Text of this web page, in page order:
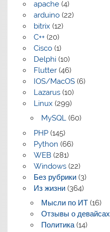
apache(4)
arduino(22)
bitrix (12)
C++(20)
Cisco(1)
Delphi(10)
Flutter(46)
IOS/MacOS(6)
Lazarus(10)
Linux (299)
MySQL(60)
PHP(145)
Python (66)
WEB(281)
Windows(22)
Без рубрики(3)
Из жизни(364)
Мысли по ИТ(16)
Отзывы о девайсах
Политика(14)